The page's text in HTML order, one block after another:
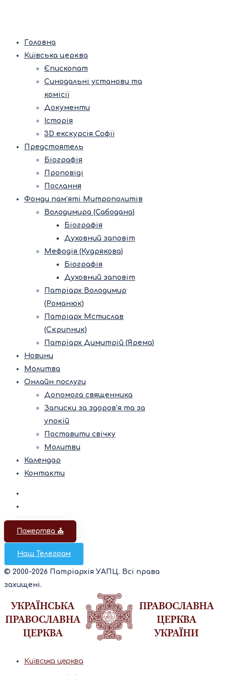
Головна
Київська церква
Єпископат
Синодальні установи та
комісії
Документи
Історія
3D екскурсія Софії
Предстоятель
Біографія
Проповіді
Послання
Фонди пам’яті Митрополитів
Володимира (Сабодана)
Біографія
Духовний заповіт
Мефодія (Кудрякова)
Біографія
Духовний заповіт
Патріарх Володимир
(Романюк)
Патріарх Мстислав
(Скрипник)
Патріарх Димитрій (Ярема)
Новини
Молитва
Онлайн послуги
Допомога священника
Записки за здоров’я та за
упокій
Поставити свічку
Молитви
Календар
Контакти
Пожертва ⛪️
Наш Телеграм
© 2000-2026 Патріархія УАПЦ. Всі права
захищені.
Київська церква